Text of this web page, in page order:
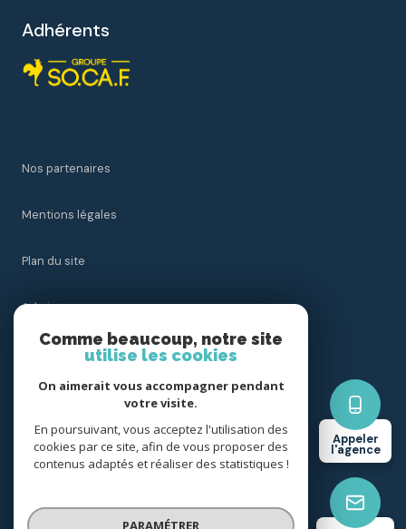
Appeler
l'agence
Adhérents
Nos partenaires
Mentions légales
Plan du site
Admin
Nos honoraires
Cookies
© 2026 | Tous droits réservés
Comme beaucoup, notre site
utilise les cookies
On aimerait vous accompagner pendant
votre visite.
En poursuivant, vous acceptez l'utilisation des
cookies par ce site, afin de vous proposer des
contenus adaptés et réaliser des statistiques !
PARAMÉTRER